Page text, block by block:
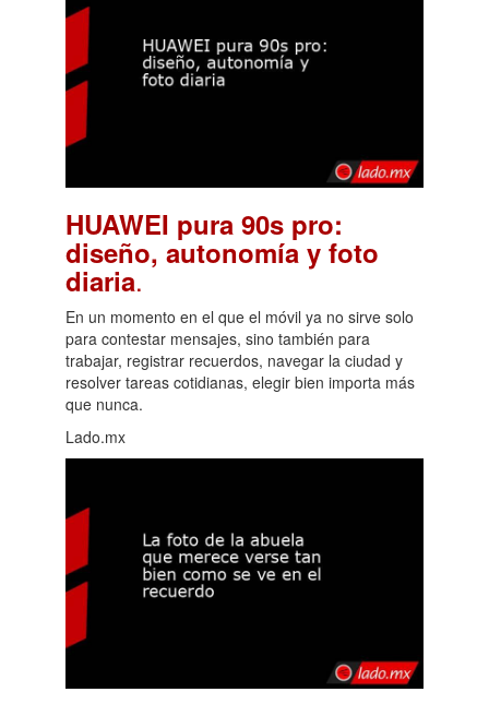
HUAWEI pura 90s pro:
diseño, autonomía y foto
diaria.
En un momento en el que el móvil ya no sirve solo
para contestar mensajes, sino también para
trabajar, registrar recuerdos, navegar la ciudad y
resolver tareas cotidianas, elegir bien importa más
que nunca.
Lado.mx